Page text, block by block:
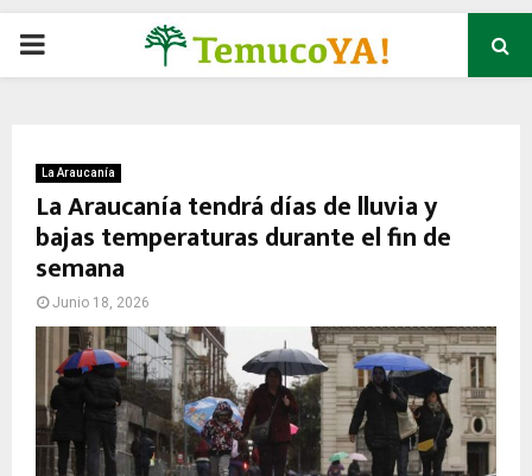
P
M
A
Y
La Araucanía
La Araucanía tendrá días de lluvia y
bajas temperaturas durante el fin de
semana
Junio 18, 2026